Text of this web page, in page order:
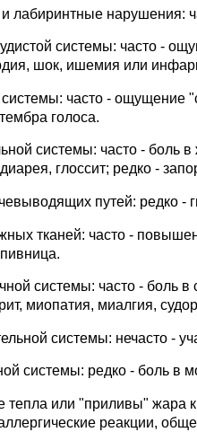
лабиринтные нарушения:
системы: часто -
шок, ишемия или
часто - ощущение
голоса.
системы: часто - боль в
глоссит; редко -
путей: редко -
тканей: часто -
системы: часто - боль в
миопатия, миалгия,
системы: нечасто -
системы: редко - боль в
или "приливы" жара
аллергические реакции,